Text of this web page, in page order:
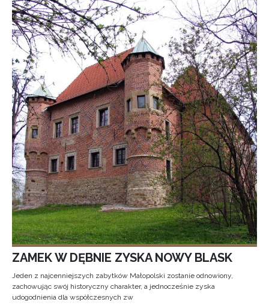
ZAMEK W DĘBNIE ZYSKA NOWY BLASK
Jeden z najcenniejszych zabytków Małopolski zostanie odnowiony,
zachowując swój historyczny charakter, a jednocześnie zyska
udogodnienia dla współczesnych zw